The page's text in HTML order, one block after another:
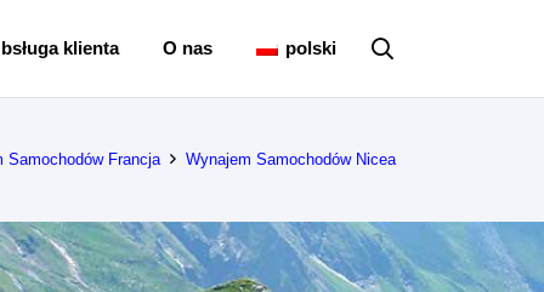
klienta O nas polski
Samochodów Francja Wynajem Samochodów Nicea